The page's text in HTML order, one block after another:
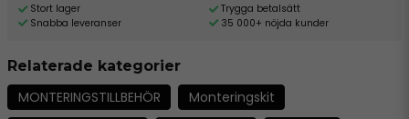
Stort lager
Snabba leveranser
Trygga betalsätt
35 000+ nöjda kunder
Relaterade kategorier
MONTERINGSTILLBEHÖR
Monteringskit